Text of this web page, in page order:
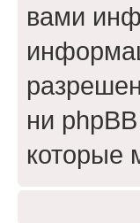
вами
ни
которые